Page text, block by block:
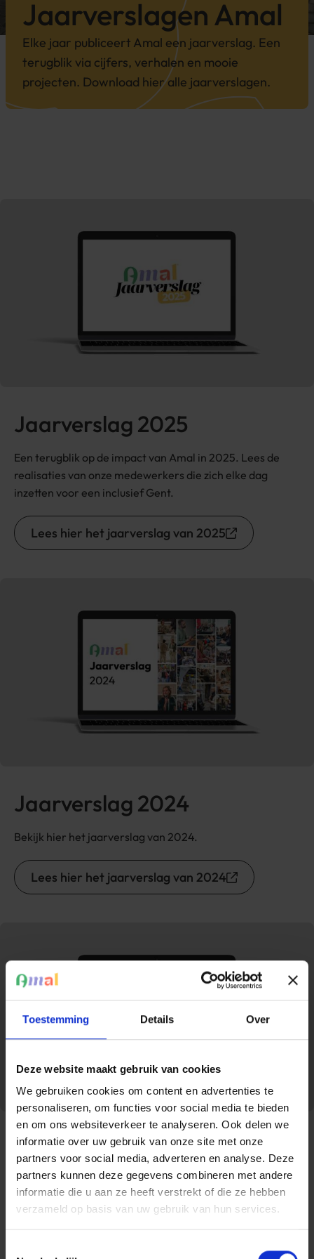
Toestemming Details Over
Deze website maakt gebruik van cookies
We gebruiken cookies om content en advertenties te
personaliseren, om functies voor social media te bieden
en om ons websiteverkeer te analyseren. Ook delen we
informatie over uw gebruik van onze site met onze
partners voor social media, adverteren en analyse. Deze
partners kunnen deze gegevens combineren met andere
informatie die u aan ze heeft verstrekt of die ze hebben
verzameld op basis van uw gebruik van hun services.
Jaarver­slagen Amal
Elke jaar publiceert Amal een jaarverslag. Een
terugblik via cijfers, verhalen en mooie
projecten. Download hier alle jaarverslagen.
Jaarverslag 2025
Een terugblik op de impact van Amal in 2025. Lees de
realisaties van onze medewerkers die zich elke dag
inzetten voor een inclusief Gent.
Lees hier het jaarverslag van 2025
Jaarverslag 2024
Bekijk hier het jaarverslag van 2024.
Lees hier het jaarverslag van 2024
Jaarverslag 2023
Bekijk hier het jaarverslag van 2023.